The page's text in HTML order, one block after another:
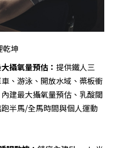
乾坤
攝氧量預估： 提供鐵人三
、游泳、開放水域、槳板衝
建最大攝氧量預估、乳酸閾
半馬/全馬時間與個人運動